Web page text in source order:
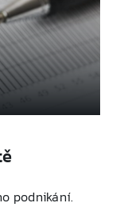
podnikání.